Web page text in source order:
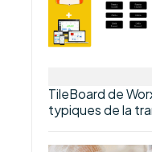
TileBoard de
typiques de la